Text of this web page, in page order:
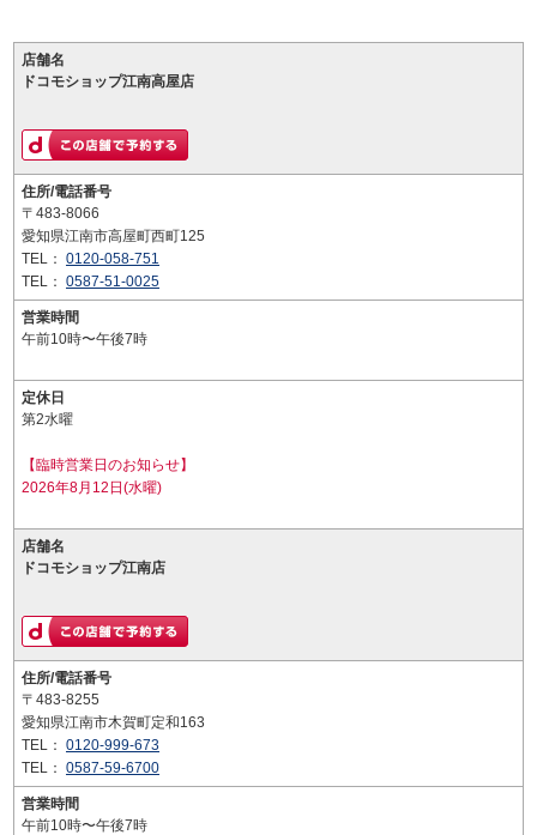
店舗名
ドコモショップ江南高屋店
住所/電話番号
〒483-8066
愛知県江南市高屋町西町125
TEL： 0120-058-751
TEL： 0587-51-0025
営業時間
午前10時〜午後7時
定休日
第2水曜
【臨時営業日のお知らせ】
2026年8月12日(水曜)
店舗名
ドコモショップ江南店
住所/電話番号
〒483-8255
愛知県江南市木賀町定和163
TEL： 0120-999-673
TEL： 0587-59-6700
営業時間
午前10時〜午後7時